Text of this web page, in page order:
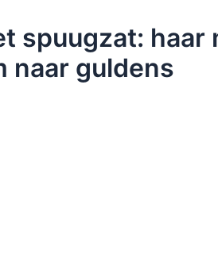
spuugzat: haar
naar guldens